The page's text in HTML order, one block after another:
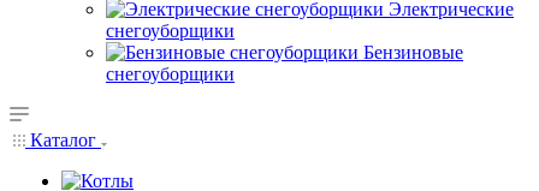
Электрические
снегоуборщики
Бензиновые
снегоуборщики
Каталог